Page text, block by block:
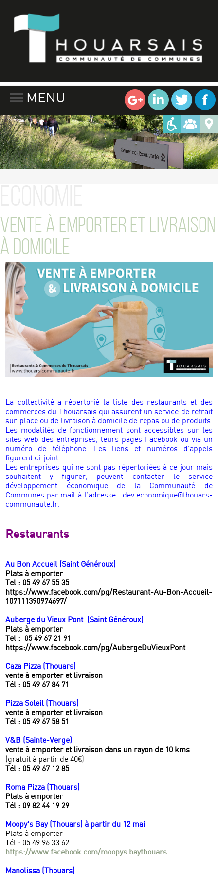
MENU
VENTE À EMPORTER ET LIVRAISON
À DOMICILE
La collectivité a répertorié la liste des restaurants et des
commerces du Thouarsais qui assurent un service de retrait
sur place ou de livraison à domicile de repas ou de produits.
Les modalités de fonctionnement sont accessibles sur les
sites web des entreprises, leurs pages Facebook ou via un
numéro de téléphone. Les liens et numéros d’appels
figurent ci-joint.
Les entreprises qui ne sont pas répertoriées à ce jour mais
souhaitent y figurer, peuvent contacter le service
développement économique de la Communauté de
Communes par mail à l’adresse : dev.economique@thouars-
communaute.fr.
Restaurants
Au Bon Accueil (Saint Généroux)
Plats à emporter
Tel : 05 49 67 55 35
https://www.facebook.com/pg/Restaurant-Au-Bon-Accueil-
107111390974697/
Auberge du Vieux Pont (Saint Généroux)
Plats à emporter
Tel : 05 49 67 21 91
https://www.facebook.com/pg/AubergeDuVieuxPont
Caza Pizza (Thouars)
vente à emporteret livraison
Tél : 05 49 67 84 71
Pizza Soleil (Thouars)
vente à emporteret livraison
Tél : 05 49 67 58 51
V&B (Sainte-Verge)
vente à emporteret livraison dans un rayon de 10 kms
(gratuit à partir de 40€)
Tél : 05 49 67 12 85
Roma Pizza (Thouars)
Plats à emporter
Tél : 09 82 44 19 29
Moopy's Bay (Thouars) à partir du 12 mai
Plats à emporter
Tél : 05 49 96 33 62
https://www.facebook.com/moopys.baythouars
Manolissa (Thouars)